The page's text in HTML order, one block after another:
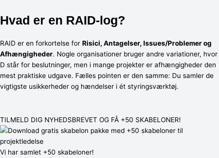
Hvad er en RAID-log?
RAID er en forkortelse for Risici, Antagelser, Issues/Problemer og
Afhængigheder. Nogle organisationer bruger andre variationer, hvor
D står for beslutninger, men i mange projekter er afhængigheder den
mest praktiske udgave. Fælles pointen er den samme: Du samler de
vigtigste usikkerheder og hændelser i ét styringsværktøj.
TILMELD DIG NYHEDSBREVET OG FÅ +50 SKABELONER!
Vi har samlet +50 skabeloner!